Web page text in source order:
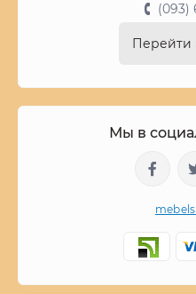
(093)
Перейти
Мы в